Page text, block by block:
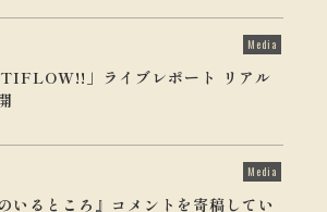
Media
」ライブレポート リアル
Media
いるところ』コメントを寄稿してい